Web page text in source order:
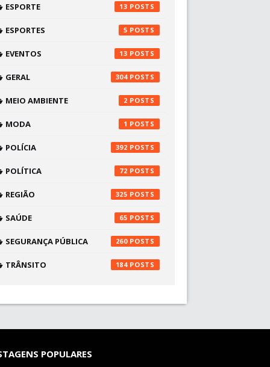
ESPORTE 13
ESPORTES 5
EVENTOS 13
GERAL 304
MEIO AMBIENTE 2
MODA 1
POLÍCIA 392
POLÍTICA 72
REGIÃO 325
SAÚDE 65
SEGURANÇA PÚBLICA 260
TRÂNSITO 184
POPULARES